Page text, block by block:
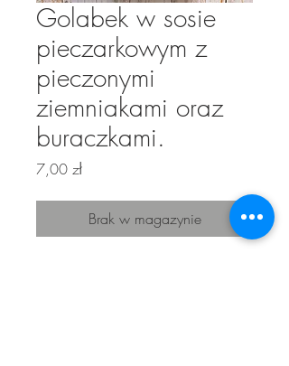
Golabek w sosie
pieczarkowym z
pieczonymi
ziemniakami oraz
buraczkami.
7,00 złCena
Brak w magazynie